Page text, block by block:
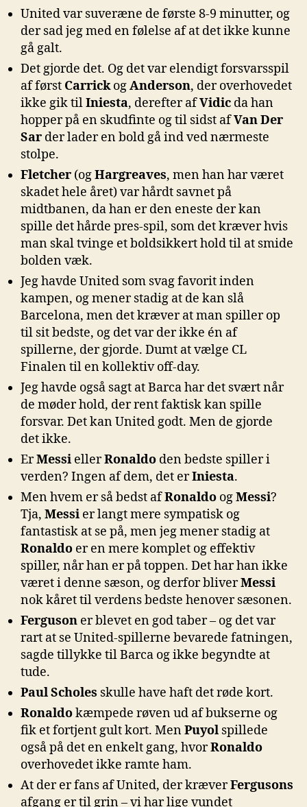
United var suveræne de første 8-9 minutter, og
der sad jeg med en følelse af at det ikke kunne
gå galt.
Det gjorde det. Og det var elendigt forsvarsspil
af først CarrickogAnderson, der overhovedet
ikke gik tilIniesta, derefter afVidic da han
hopper på en skudfinte og til sidst afVan Der
Sar der lader en bold gå ind ved nærmeste
stolpe.
Fletcher (ogHargreaves, men han har været
skadet hele året) var hårdt savnet på
midtbanen, da han er den eneste der kan
spille det hårde pres-spil, som det kræver hvis
man skal tvinge et boldsikkert hold til at smide
bolden væk.
Jeg havde United som svag favorit inden
kampen, og mener stadig at de kan slå
Barcelona, men det kræver at man spiller op
til sit bedste, og det var der ikke én af
spillerne, der gjorde. Dumt at vælge CL
Finalen til en kollektiv off-day.
Jeg havde også sagt at Barca har det svært når
de møder hold, der rent faktisk kan spille
forsvar. Det kan United godt. Men de gjorde
det ikke.
ErMessi ellerRonaldo den bedste spiller i
verden? Ingen af dem, det erIniesta.
Men hvem er så bedst afRonaldo ogMessi?
Tja, Messi er langt mere sympatisk og
fantastisk at se på, men jeg mener stadig at
Ronaldo er en mere komplet og effektiv
spiller, når han er på toppen. Det har han ikke
været i denne sæson, og derfor bliverMessi
nok kåret til verdens bedste henover sæsonen.
Ferguson er blevet en god taber – og det var
rart at se United-spillerne bevarede fatningen,
sagde tillykke til Barca og ikke begyndte at
tude.
Paul Scholes skulle have haft det røde kort.
Ronaldokæmpede røven ud af bukserne og
fik et fortjent gult kort. MenPuyol spillede
også på det en enkelt gang, hvorRonaldo
overhovedet ikke ramte ham.
At der er fans af United, der kræverFergusons
afgang er til grin – vi har lige vundet